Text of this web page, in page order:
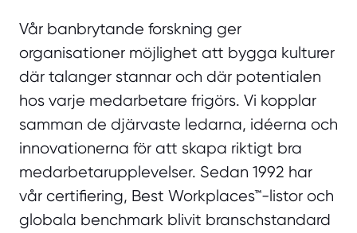
Vår banbrytande forskning ger
organisationer möjlighet att bygga kulturer
där talanger stannar och där potentialen
hos varje medarbetare frigörs. Vi kopplar
samman de djärvaste ledarna, idéerna och
innovationerna för att skapa riktigt bra
medarbetarupplevelser. Sedan 1992 har
vår certifiering, Best Workplaces™-listor och
globala benchmark blivit branschstandard